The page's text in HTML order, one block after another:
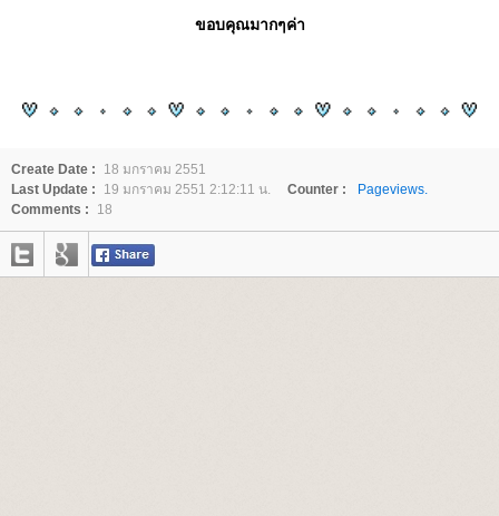
ขอบคุณมากๆค่า
Create Date :
18 มกราคม 2551
Last Update :
19 มกราคม 2551 2:12:11 น. Counter :
Pageviews.
Comments :
18